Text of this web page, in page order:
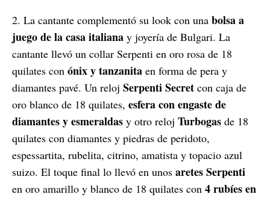
2. La cantante complementó su look con una bolsa a
juego de la casa italiana y joyería de Bulgari. La
cantante llevó un collar Serpenti en oro rosa de 18
quilates con ónix y tanzanita en forma de pera y
diamantes pavé. Un reloj Serpenti Secret con caja de
oro blanco de 18 quilates, esfera con engaste de
diamantes y esmeraldas y otro reloj Turbogas de 18
quilates con diamantes y piedras de peridoto,
espessartita, rubelita, citrino, amatista y topacio azul
suizo. El toque final lo llevó en unos aretes Serpenti
en oro amarillo y blanco de 18 quilates con 4 rubíes en